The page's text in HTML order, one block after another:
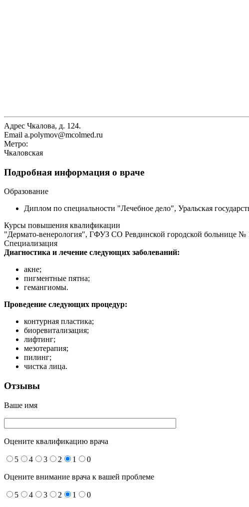
Адрес Чкалова, д. 124.
Email a.polymov@mcolmed.ru
Метро:
Чкаловская
Подробная информация о враче
Образование
Диплом по специальности "Лечебное дело", Уральская
Курсы повышения квалификации
"Дермато-венерология", ГФУЗ СО Ревдинской городской больнице №
Специализация
Диагностика и лечение следующих заболеваний:
акне;
пигментные пятна;
гемангиомы.
Проведение следующих процедур:
контурная пластика;
биоревитализация;
лифтинг;
мезотерапия;
пилинг;
чистка лица.
Отзывы
Ваше имя
Оцените квалификацию врача
5 4 3 2 1 0
Оцените внимание врача к вашей проблеме
5 4 3 2 1 0